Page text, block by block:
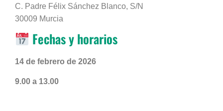
C. Padre Félix Sánchez Blanco, S/N
30009 Murcia
Fechas y horarios
14 de febrero de 2026
9.00 a 13.00